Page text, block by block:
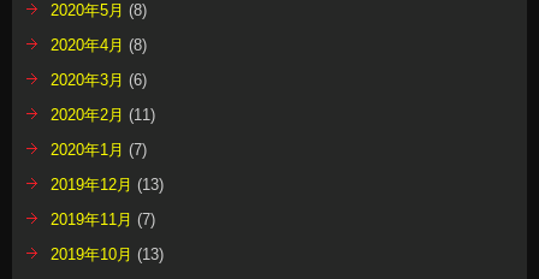
2020年5月 (8)
2020年4月 (8)
2020年3月 (6)
2020年2月 (11)
2020年1月 (7)
2019年12月 (13)
2019年11月 (7)
2019年10月 (13)